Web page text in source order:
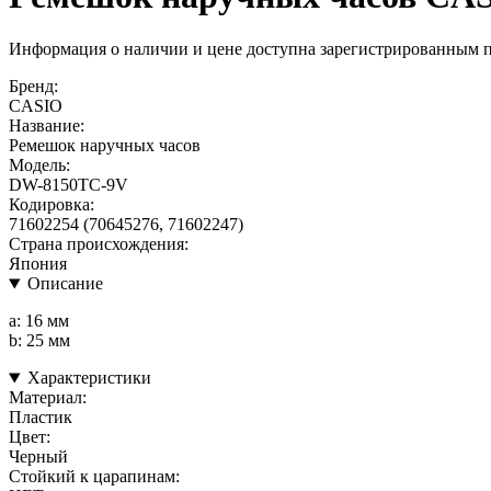
Информация о наличии и цене доступна зарегистрированным
Бренд:
CASIO
Название:
Ремешок наручных часов
Модель:
DW-8150TC-9V
Кодировка:
71602254 (70645276, 71602247)
Страна происхождения:
Япония
Описание
a: 16 мм
b: 25 мм
Характеристики
Материал:
Пластик
Цвет:
Черный
Стойкий к царапинам: